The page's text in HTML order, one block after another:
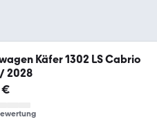
Käfer 1302 LS Cabrio
2028
€